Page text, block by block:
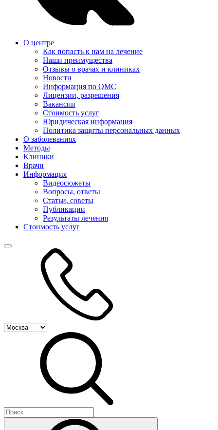
О центре
Как попасть к нам на лечение
Наши преимущества
Отзывы о врачах и клиниках
Новости
Информация по ОМС
Лицензии, разрешения
Вакансии
Стоимость услуг
Юридическая информация
Политика защиты персональных данных
О заболеваниях
Методы
Клиники
Врачи
Информация
Видеосюжеты
Вопросы, ответы
Статьи, советы
Публикации
Результаты лечения
Стоимость услуг